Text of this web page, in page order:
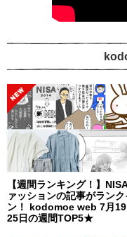
【週間ランキング！】
ァッションの記事がランク
ン！ kodomoe web 7月19
25日の週間TOP5★